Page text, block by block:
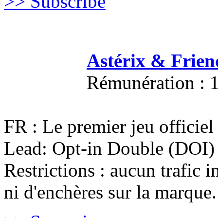
Astérix &
Rémunération :
FR : Le premier jeu
Lead: Opt-in Double
Restrictions : aucun trafic
ni d'enchères sur la